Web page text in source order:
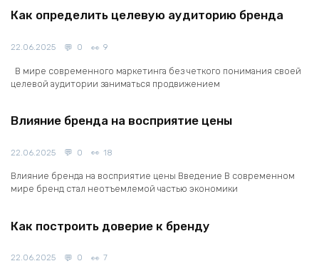
Как определить целевую аудиторию бренда
22.06.2025 0 9
В мире современного маркетинга без четкого понимания своей
целевой аудитории заниматься продвижением
Влияние бренда на восприятие цены
22.06.2025 0 18
Влияние бренда на восприятие цены Введение В современном
мире бренд стал неотъемлемой частью экономики
Как построить доверие к бренду
22.06.2025 0 7